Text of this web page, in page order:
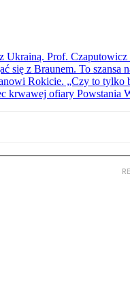
Ukrainą. Prof.
się z Braunem. To szansa
Rokicie. „Czy to tylko
krwawej ofiary Powstania